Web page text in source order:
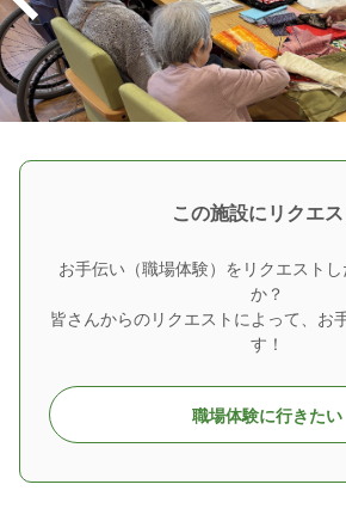
この施設にリクエス
お手伝い（職場体験）をリクエスト
か？
皆さんからのリクエストによって、お
す！
職場体験に行きたい